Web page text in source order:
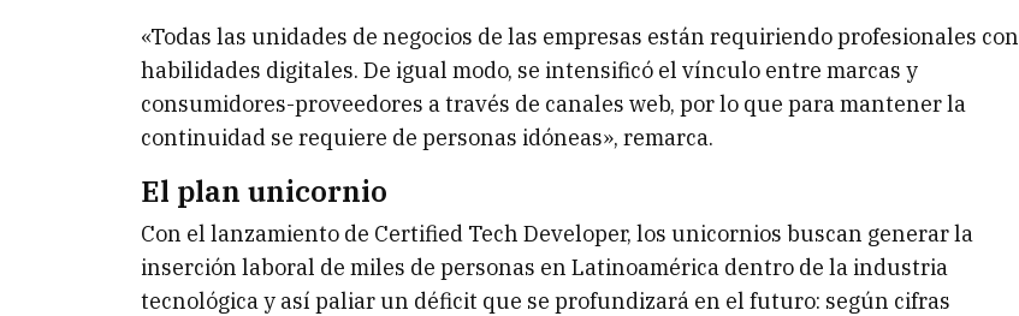
«Todas las unidades de negocios de las empresas están requiriendo profesionales con
habilidades digitales. De igual modo, se intensificó el vínculo entre marcas y
consumidores-proveedores a través de canales web, por lo que para mantener la
continuidad se requiere de personas idóneas», remarca.
El plan unicornio
Con el lanzamiento de Certified Tech Developer, los unicornios buscan generar la
inserción laboral de miles de personas en Latinoamérica dentro de la industria
tecnológica y así paliar un déficit que se profundizará en el futuro: según cifras